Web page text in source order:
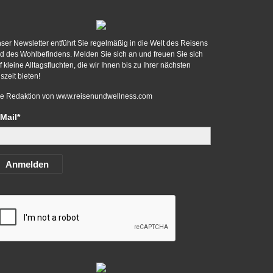
Newsletter entführt Sie regelmäßig in die Welt des Reisens
des Wohlbefindens. Melden Sie sich an und freuen Sie sich
kleine Alltagsfluchten, die wir Ihnen bis zu Ihrer nächsten
bieten!
Redaktion von www.reisenundwellness.com
Anmelden